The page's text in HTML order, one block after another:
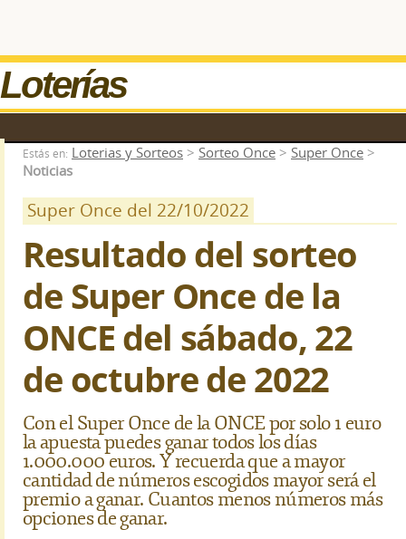
Loterías
Estás en: Loterias y Sorteos > Sorteo Once > Super Once >
Noticias
Super Once del 22/10/2022
Resultado del sorteo
de Super Once de la
ONCE del sábado, 22
de octubre de 2022
Con el Super Once de la ONCE por solo 1 euro
la apuesta puedes ganar todos los días
1.000.000 euros. Y recuerda que a mayor
cantidad de números escogidos mayor será el
premio a ganar. Cuantos menos números más
opciones de ganar.